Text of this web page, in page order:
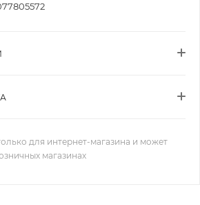
для интернет-магазина и может
магазинах